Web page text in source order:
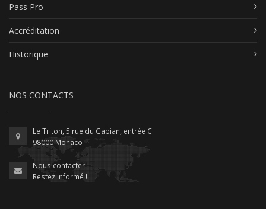
Pass Pro
Accréditation
Historique
NOS CONTACTS
Le Triton, 5 rue du Gabian, entrée C
98000 Monaco
Nous contacter
Restez informé !